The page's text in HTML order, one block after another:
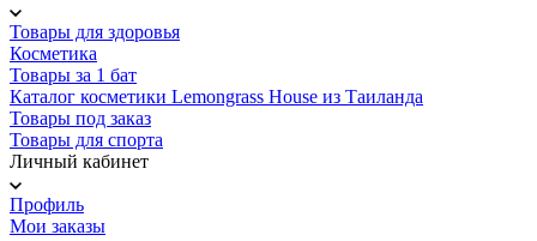
Товары для здоровья
Косметика
Товары за 1 бат
Каталог косметики Lemongrass House из Таиланда
Товары под заказ
Товары для спорта
Личный кабинет
Профиль
Мои заказы